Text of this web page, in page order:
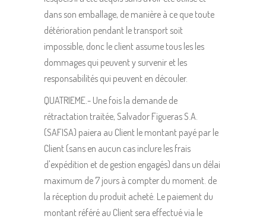
dans son emballage, de manière à ce que toute
détérioration pendant le transport soit
impossible, donc le client assume tous les les
dommages qui peuvent y survenir et les
responsabilités qui peuvent en découler.
QUATRIEME.- Une fois la demande de
rétractation traitée, Salvador Figueras S.A.
(SAFISA) paiera au Client le montant payé par le
Client (sans en aucun cas inclure les frais
d'expédition et de gestion engagés) dans un délai
maximum de 7 jours à compter du moment. de
la réception du produit acheté. Le paiement du
montant référé au Client sera effectué via le